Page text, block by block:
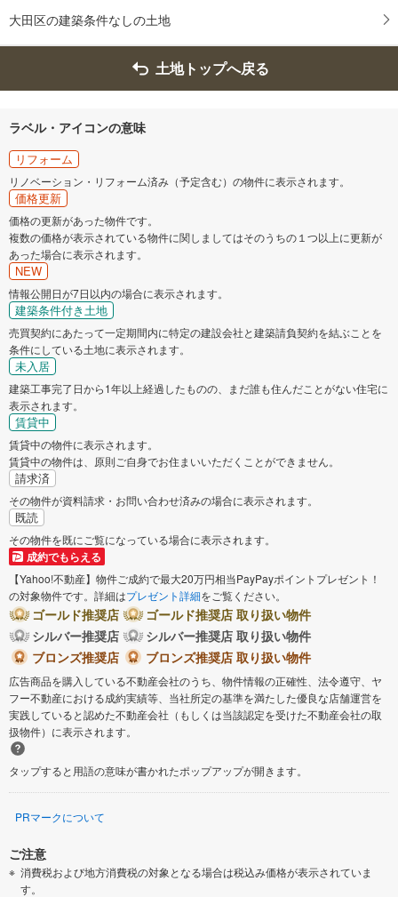
大田区の建築条件なしの土地
土地トップへ戻る
ラベル・アイコンの意味
リフォーム
リノベーション・リフォーム済み（予定含む）の物件に表示されます。
価格更新
価格の更新があった物件です。
複数の価格が表示されている物件に関しましてはそのうちの１つ以上に更新が
あった場合に表示されます。
NEW
情報公開日が7日以内の場合に表示されます。
建築条件付き土地
売買契約にあたって一定期間内に特定の建設会社と建築請負契約を結ぶことを
条件にしている土地に表示されます。
未入居
建築工事完了日から1年以上経過したものの、まだ誰も住んだことがない住宅に
表示されます。
賃貸中
賃貸中の物件に表示されます。
賃貸中の物件は、原則ご自身でお住まいいただくことができません。
請求済
その物件が資料請求・お問い合わせ済みの場合に表示されます。
既読
その物件を既にご覧になっている場合に表示されます。
成約でもらえる
【Yahoo!不動産】物件ご成約で最大20万円相当PayPayポイントプレゼント！
の対象物件です。詳細はプレゼント詳細をご覧ください。
ゴールド推奨店
ゴールド推奨店 取り扱い物件
シルバー推奨店
シルバー推奨店 取り扱い物件
ブロンズ推奨店
ブロンズ推奨店 取り扱い物件
広告商品を購入している不動産会社のうち、物件情報の正確性、法令遵守、ヤ
フー不動産における成約実績等、当社所定の基準を満たした優良な店舗運営を
実践していると認めた不動産会社（もしくは当該認定を受けた不動産会社の取
扱物件）に表示されます。
タップすると用語の意味が書かれたポップアップが開きます。
PRマークについて
ご注意
消費税および地方消費税の対象となる場合は税込み価格が表示されていま
す。